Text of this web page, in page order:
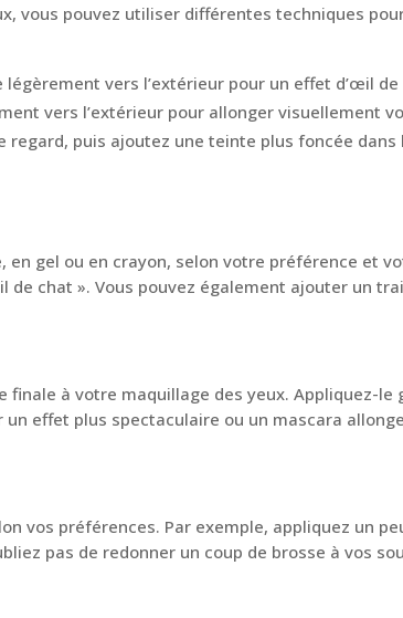
vous pouvez utiliser différentes techniques
vers l’extérieur pour un effet d’œil de
vers l’extérieur pour allonger visuellement
puis ajoutez une teinte plus foncée
gel ou en crayon, selon votre préférence et
chat ». Vous pouvez également ajouter un
à votre maquillage des yeux. Appliquez-le
effet plus spectaculaire ou un mascara
vos préférences. Par exemple, appliquez un
pas de redonner un coup de brosse à vos